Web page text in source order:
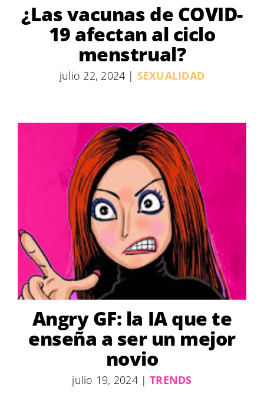
¿Las vacunas de COVID-
19 afectan al ciclo
menstrual?
julio 22, 2024 | SEXUALIDAD
Angry GF: la IA que te
enseña a ser un mejor
novio
julio 19, 2024 | TRENDS